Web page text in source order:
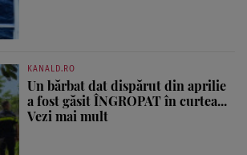
KANALD.RO
Un bărbat dat dispărut din aprilie
a fost găsit ÎNGROPAT în curtea...
Vezi mai mult